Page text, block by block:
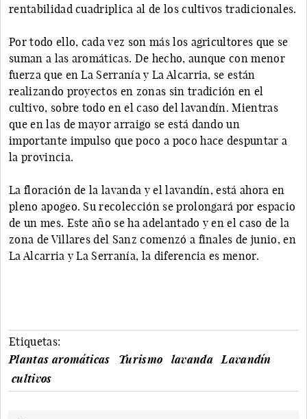
rentabilidad cuadriplica al de los cultivos tradicionales.
Por todo ello, cada vez son más los agricultores que se
suman a las aromáticas. De hecho, aunque con menor
fuerza que en La Serranía y La Alcarria, se están
realizando proyectos en zonas sin tradición en el
cultivo, sobre todo en el caso del lavandín. Mientras
que en las de mayor arraigo se está dando un
importante impulso que poco a poco hace despuntar a
la provincia.
La floración de la lavanda y el lavandín, está ahora en
pleno apogeo. Su recolección se prolongará por espacio
de un mes. Este año se ha adelantado y en el caso de la
zona de Villares del Sanz comenzó a finales de junio, en
La Alcarria y La Serranía, la diferencia es menor.
Etiquetas:
Plantas aromáticas
Turismo lavanda
Lavandín
cultivos